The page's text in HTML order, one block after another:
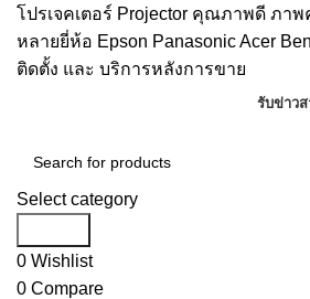
โปรเจคเตอร์ Projector คุณภาพดี ภา
หลายยี่ห้อ Epson Panasonic Acer
ติดตั้ง และ บริการหลังการขาย
รับข่าวส
Select category
0 Wishlist
0 Compare